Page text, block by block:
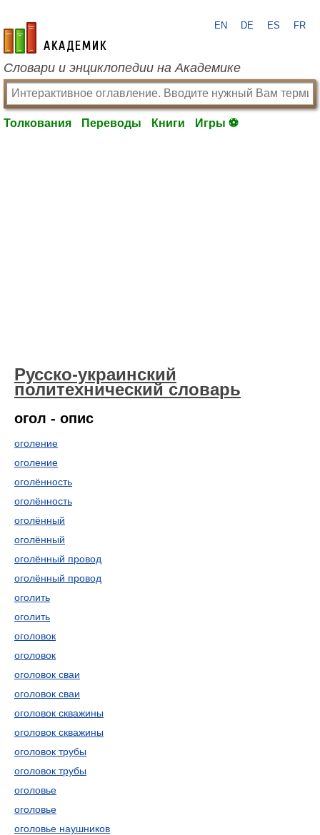
academic.ru
EN DE ES FR
Словари и энциклопедии на Академике
Толкования Переводы Книги Игры ⚽
Русско-украинский
политехнический словарь
огол - опис
оголение
оголение
оголённость
оголённость
оголённый
оголённый
оголённый провод
оголённый провод
оголить
оголить
оголовок
оголовок
оголовок сваи
оголовок сваи
оголовок скважины
оголовок скважины
оголовок трубы
оголовок трубы
оголовье
оголовье
оголовье наушников